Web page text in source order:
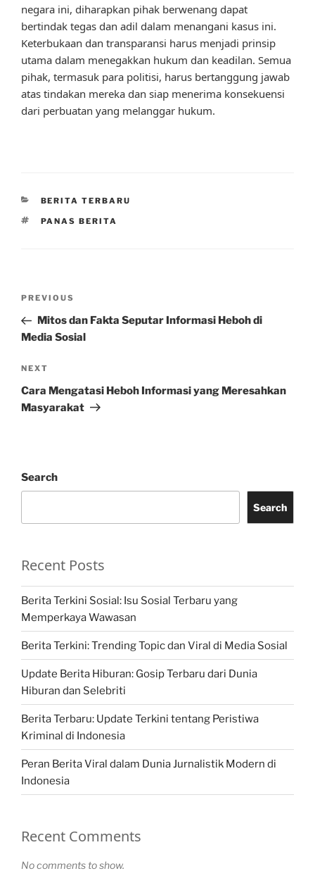
negara ini, diharapkan pihak berwenang dapat
bertindak tegas dan adil dalam menangani kasus ini.
Keterbukaan dan transparansi harus menjadi prinsip
utama dalam menegakkan hukum dan keadilan. Semua
pihak, termasuk para politisi, harus bertanggung jawab
atas tindakan mereka dan siap menerima konsekuensi
dari perbuatan yang melanggar hukum.
CATEGORIES
BERITA TERBARU
TAGS
PANAS BERITA
Previous
Post
PREVIOUS
Mitos dan Fakta Seputar Informasi Heboh di
Media Sosial
Next
Post
NEXT
Cara Mengatasi Heboh Informasi yang Meresahkan
Masyarakat
Search
Search
Recent Posts
Berita Terkini Sosial: Isu Sosial Terbaru yang
Memperkaya Wawasan
Berita Terkini: Trending Topic dan Viral di Media Sosial
Update Berita Hiburan: Gosip Terbaru dari Dunia
Hiburan dan Selebriti
Berita Terbaru: Update Terkini tentang Peristiwa
Kriminal di Indonesia
Peran Berita Viral dalam Dunia Jurnalistik Modern di
Indonesia
Recent Comments
No comments to show.